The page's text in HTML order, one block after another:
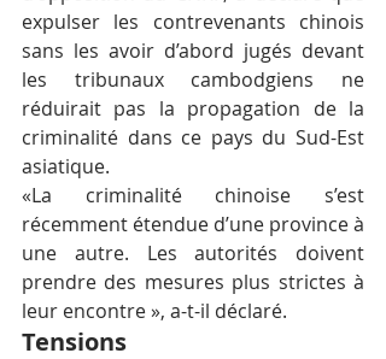
expulser les contrevenants chinois
sans les avoir d’abord jugés devant
les tribunaux cambodgiens ne
réduirait pas la propagation de la
criminalité dans ce pays du Sud-Est
asiatique.
«La criminalité chinoise s’est
récemment étendue d’une province à
une autre. Les autorités doivent
prendre des mesures plus strictes à
leur encontre », a-t-il déclaré.
Tensions